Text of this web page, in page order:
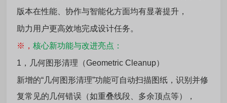
版本在性能、协作与智能化方面均有显著提升，
助力用户更高效地完成设计任务。
※，核心新功能与改进亮点：
1，几何图形清理（Geometric Cleanup）
新增的“几何图形清理”功能可自动扫描图纸，识别并修
复常见的几何错误（如重叠线段、多余顶点等），